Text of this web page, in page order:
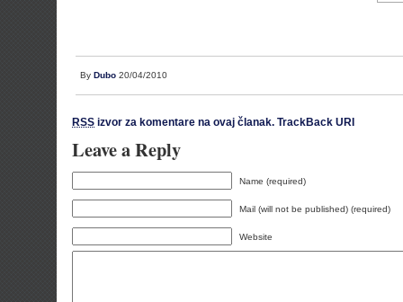
By Dubo 20/04/2010
RSS izvor za komentare na ovaj članak. TrackBack URI
Leave a Reply
Name (required)
Mail (will not be published) (required)
Website